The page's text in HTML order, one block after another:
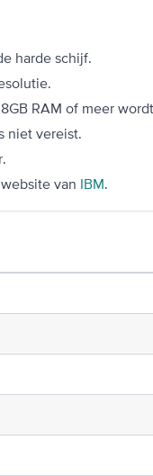
harde schijf.
RAM of meer
niet vereist.
van IBM